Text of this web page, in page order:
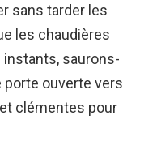
sans tarder les
les chaudières
saurons-
ouverte vers
clémentes pour